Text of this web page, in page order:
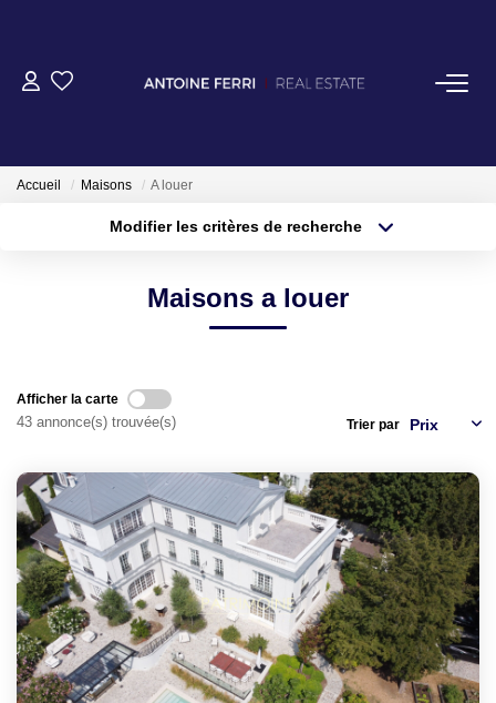
OFF MARKET
PROPRIETES/CHATEAUX
LOUER
NOTRE AGENCE
Notre Agence
Accueil Maisons A louer
Modifier les critères de recherche
Maisons a louer
Afficher la carte
43 annonce(s) trouvée(s) Trier par